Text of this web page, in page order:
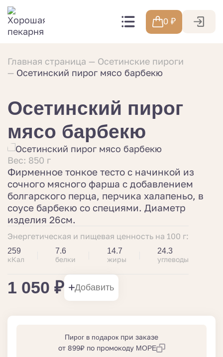
0 ₽
Главная страница
Осетинские пироги
Осетинский пирог мясо барбекю
Осетинский пирог
мясо барбекю
Вес: 850 г
Фирменное тонкое тесто с начинкой из
сочного мясного фарша с добавлением
болгарского перца, перчика халапеньо, в
соусе барбекю со специями. Диаметр
изделия 26см.
Энергетическая и пищевая ценность на 100 г:
259
кКал
7.6
белки
14.7
жиры
24.3
углеводы
1 050 ₽ Добавить
Пирог в подарок при заказе
от 899₽ по промокоду МОРЕ